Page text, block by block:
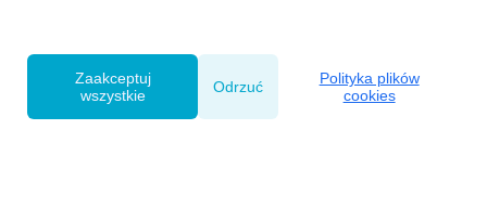
Zaakceptuj
wszystkie
Odrzuć
Polityka plików
cookies